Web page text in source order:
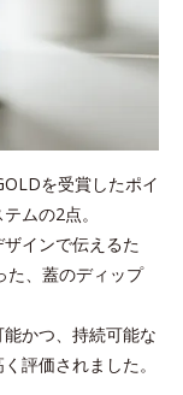
を受賞したポイ
ムの2点。
インで伝えるた
た、蓋のディップ
かつ、持続可能な
評価されました。